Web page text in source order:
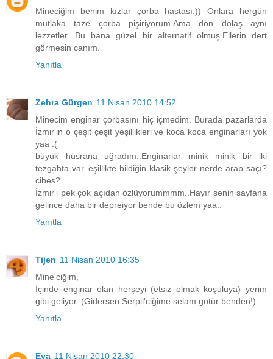
Mineciğim benim kızlar çorba hastası:)) Onlara hergün
mutlaka taze çorba pişiriyorum.Ama dön dolaş aynı
lezzetler. Bu bana güzel bir alternatif olmuş.Ellerin dert
görmesin canım.
Yanıtla
Zehra Gürgen 11 Nisan 2010 14:52
Minecim enginar çorbasını hiç içmedim. Burada pazarlarda
İzmir'in o çeşit çeşit yeşillikleri ve koca koca enginarları yok
yaa :(
büyük hüsrana uğradım..Enginarlar minik minik bir iki
tezgahta var..eşillikte bildiğin klasik şeyler nerde arap saçı?
cibes? ..
İzmir'i pek çok açıdan özlüyorummmm..Hayır senin sayfana
gelince daha bir depreiyor bende bu özlem yaa..
Yanıtla
Tijen 11 Nisan 2010 16:35
Mine'ciğim,
İçinde enginar olan herşeyi (etsiz olmak koşuluya) yerim
gibi geliyor. (Gidersen Serpil'ciğime selam götür benden!)
Yanıtla
Eya 11 Nisan 2010 22:30